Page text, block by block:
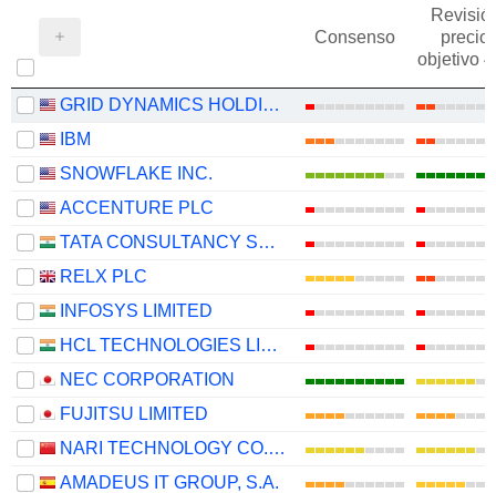
Consenso
precio
objetivo
GRID DYNAMICS HOLDINGS, INC.
IBM
SNOWFLAKE INC.
ACCENTURE PLC
TATA CONSULTANCY SERVICES LTD.
RELX PLC
INFOSYS LIMITED
HCL TECHNOLOGIES LIMITED
NEC CORPORATION
FUJITSU LIMITED
NARI TECHNOLOGY CO., LTD.
AMADEUS IT GROUP, S.A.